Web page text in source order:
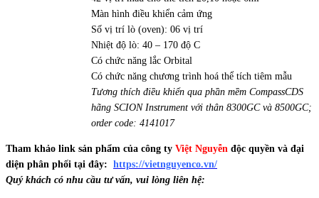
Màn hình điều khiển cảm ứng
Số vị trí lò (oven): 06 vị trí
Nhiệt độ lò: 40 – 170 độ C
Có chức năng lắc Orbital
Có chức năng chương trình hoá thể tích tiêm mẫu
Tương thích điều khiển qua phần mềm CompassCDS
hãng SCION Instrument với thân 8300GC và 8500GC;
order code: 4141017
Tham khảo link sản phẩm của công ty Việt Nguyễn độc quyền và đại
diện phân phối tại đây: https://vietnguyenco.vn/
Quý khách có nhu cầu tư vấn, vui lòng liên hệ: